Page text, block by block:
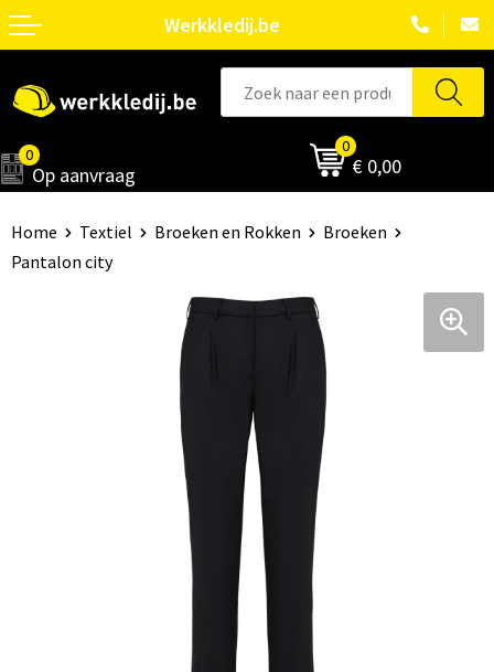
Werkkledij.be
0
Op aanvraag
0
€ 0,00
Home Textiel Broeken en Rokken
Broeken
Pantalon city